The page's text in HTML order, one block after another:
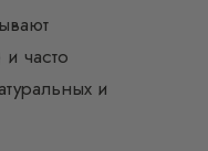
часто
и